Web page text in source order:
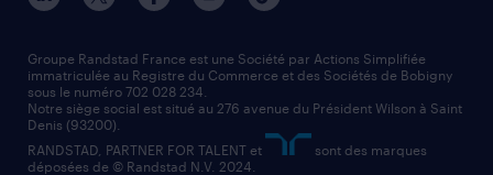
assistant administratif
comptable
faq intérim / recrutement
nos agences par région
nos cabinets de recrutement
Groupe Randstad France est une Société par Actions Simplifiée
immatriculée au Registre du Commerce et des Sociétés de Bobigny
sous le numéro 702 028 234.
Notre siège social est situé au 276 avenue du Président Wilson à Saint
Denis (93200).
RANDSTAD, PARTNER FOR TALENT et
sont des marques
déposées de © Randstad N.V. 2024.